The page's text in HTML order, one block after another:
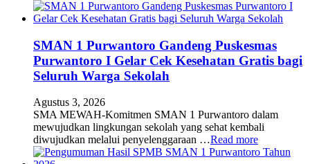
SMAN 1 Purwantoro Gandeng Puskesmas
Purwantoro I Gelar Cek Kesehatan Gratis bagi
Seluruh Warga Sekolah
Agustus 3, 2026
SMA MEWAH-Komitmen SMAN 1 Purwantoro dalam
mewujudkan lingkungan sekolah yang sehat kembali
diwujudkan melalui penyelenggaraan …Read more